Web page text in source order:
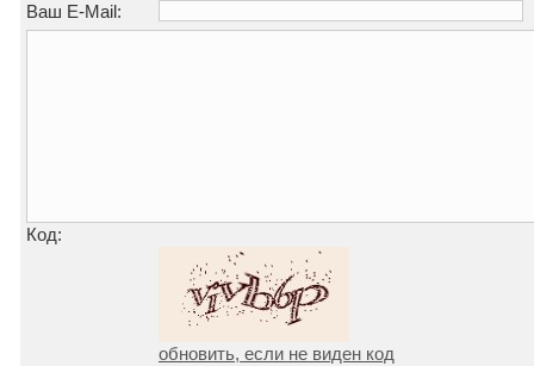
Ваш E-Mail:
Код:
обновить, если не виден код